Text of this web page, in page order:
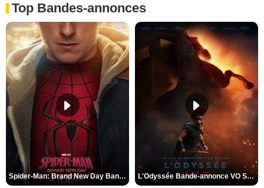
Top Bandes-annonces
Spider-Man: Brand New Day Bande-annonce VO STFR L'Odyssée Bande-annonce VO STFR